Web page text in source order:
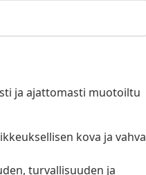
ja ajattomasti muotoiltu
kova ja vahva
turvallisuuden ja